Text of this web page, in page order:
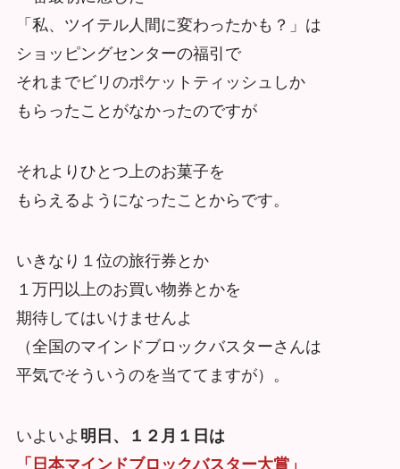
「私、ツイテル人間に変わったかも？」は
ショッピングセンターの福引で
それまでビリのポケットティッシュしか
もらったことがなかったのですが
それよりひとつ上のお菓子を
もらえるようになったことからです。
いきなり１位の旅行券とか
１万円以上のお買い物券とかを
期待してはいけませんよ
（全国のマインドブロックバスターさんは
平気でそういうのを当ててますが）。
いよいよ 明日、１２月１日は
「日本マインドブロックバスター大賞」